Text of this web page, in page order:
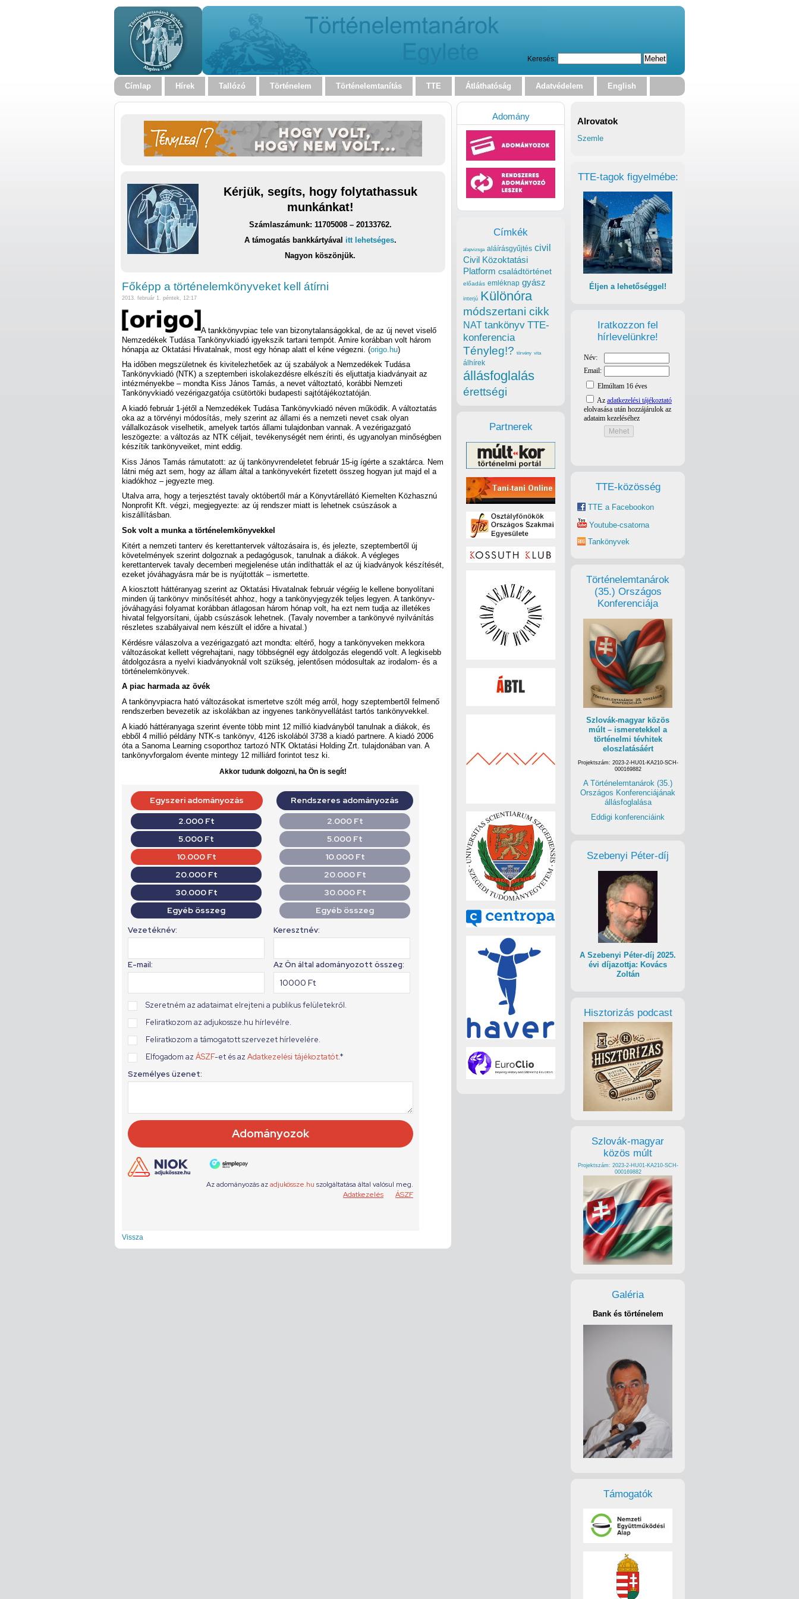
Keresés:
Címlap Hírek Tallózó Történelem Történelemtanítás TTE Átláthatóság Adatvédelem English
Kérjük, segíts, hogy folytathassuk
munkánkat!
Számlaszámunk: 11705008 – 20133762.
A támogatás bankkártyával itt lehetséges.
Nagyon köszönjük.
Főképp a történelemkönyveket kell átírni
2013. február 1. péntek, 12:17
A tankkönyvpiac tele van bizonytalanságokkal, de az új nevet viselő
Nemzedékek Tudása Tankönyvkiadó igyekszik tartani tempót. Amire korábban volt három
hónapja az Oktatási Hivatalnak, most egy hónap alatt el kéne végezni. (origo.hu)
Ha időben megszületnek és kivitelezhetőek az új szabályok a Nemzedékek Tudása
Tankönyvkiadó (NTK) a szeptemberi iskolakezdésre elkészíti és eljuttatja kiadványait az
intézményekbe – mondta Kiss János Tamás, a nevet változtató, korábbi Nemzeti
Tankönyvkiadó vezérigazgatója csütörtöki budapesti sajtótájékoztatóján.
A kiadó február 1-jétől a Nemzedékek Tudása Tankönyvkiadó néven működik. A változtatás
oka az a törvényi módosítás, mely szerint az állami és a nemzeti nevet csak olyan
vállalkozások viselhetik, amelyek tartós állami tulajdonban vannak. A vezérigazgató
leszögezte: a változás az NTK céljait, tevékenységét nem érinti, és ugyanolyan minőségben
készítik tankönyveiket, mint eddig.
Kiss János Tamás rámutatott: az új tankönyvrendeletet február 15-ig ígérte a szaktárca. Nem
látni még azt sem, hogy az állam által a tankönyvekért fizetett összeg hogyan jut majd el a
kiadókhoz – jegyezte meg.
Utalva arra, hogy a terjesztést tavaly októbertől már a Könyvtárellátó Kiemelten Közhasznú
Nonprofit Kft. végzi, megjegyezte: az új rendszer miatt is lehetnek csúszások a
kiszállításban.
Sok volt a munka a történelemkönyvekkel
Kitért a nemzeti tanterv és kerettantervek változásaira is, és jelezte, szeptembertől új
követelmények szerint dolgoznak a pedagógusok, tanulnak a diákok. A végleges
kerettantervek tavaly decemberi megjelenése után indíthatták el az új kiadványok készítését,
ezeket jóváhagyásra már be is nyújtották – ismertette.
A kiosztott háttéranyag szerint az Oktatási Hivatalnak február végéig le kellene bonyolítani
minden új tankönyv minősítését ahhoz, hogy a tankönyvjegyzék teljes legyen. A tankönyv-
jóváhagyási folyamat korábban átlagosan három hónap volt, ha ezt nem tudja az illetékes
hivatal felgyorsítani, újabb csúszások lehetnek. (Tavaly november a tankönyvé nyilvánítás
részletes szabályaival nem készült el időre a hivatal.)
Kérdésre válaszolva a vezérigazgató azt mondta: eltérő, hogy a tankönyveken mekkora
változásokat kellett végrehajtani, nagy többségnél egy átdolgozás elegendő volt. A legkisebb
átdolgozásra a nyelvi kiadványoknál volt szükség, jelentősen módosultak az irodalom- és a
történelemkönyvek.
A piac harmada az övék
A tankönyvpiacra ható változásokat ismertetve szólt még arról, hogy szeptembertől felmenő
rendszerben bevezetik az iskolákban az ingyenes tankönyvellátást tartós tankönyvekkel.
A kiadó háttéranyaga szerint évente több mint 12 millió kiadványból tanulnak a diákok, és
ebből 4 millió példány NTK-s tankönyv, 4126 iskolából 3738 a kiadó partnere. A kiadó 2006
óta a Sanoma Learning csoporthoz tartozó NTK Oktatási Holding Zrt. tulajdonában van. A
tankönyvforgalom évente mintegy 12 milliárd forintot tesz ki.
Akkor tudunk dolgozni, ha Ön is segít!
Vissza
Alrovatok
Szemle
TTE-tagok figyelmébe:
Éljen a lehetőséggel!
Iratkozzon fel
hírlevelünkre!
TTE-közösség
TTE a Facebookon
Youtube-csatorna
Tankönyvek
Történelemtanárok
(35.) Országos
Konferenciája
Szlovák-magyar közös
múlt – ismeretekkel a
történelmi tévhitek
eloszlatásáért
Projektszám: 2023-2-HU01-KA210-SCH-
000169882
A Történelemtanárok (35.)
Országos Konferenciájának
állásfoglalása
Eddigi konferenciáink
Szebenyi Péter-díj
A Szebenyi Péter-díj 2025.
évi díjazottja: Kovács
Zoltán
Hisztorizás podcast
Szlovák-magyar
közös múlt
Projektszám: 2023-2-HU01-KA210-SCH-
000169882
Galéria
Bank és történelem
Támogatók
Adomány
Címkék
alapvizsga aláírásgyűjtés civil
Civil Közoktatási
Platform családtörténet
előadás emléknap gyász
interjú Különóra
módszertani cikk
NAT tankönyv TTE-
konferencia
Tényleg!? törvény vita
álhírek
állásfoglalás
érettségi
Partnerek